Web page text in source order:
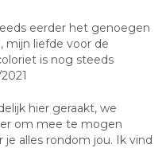
eerder het genoegen
mijn liefde voor de
is nog steeds
hier geraakt, we
om mee te mogen
je alles rondom jou. Ik vind